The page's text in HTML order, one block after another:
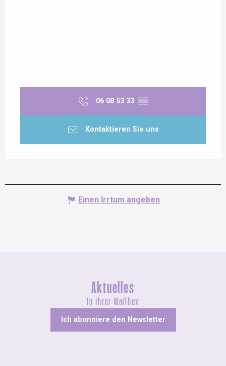
06 08 53 33 ▒▒
Kontaktieren Sie uns
Einen Irrtum angeben
Aktuelles
In Ihrer Mailbox
Ich abonniere den Newsletter